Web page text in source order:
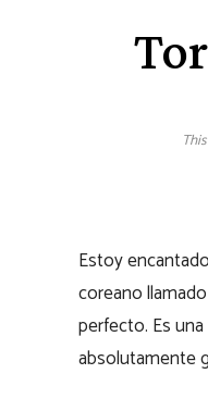
Estoy
coreano
perfecto. Es
absolutamente